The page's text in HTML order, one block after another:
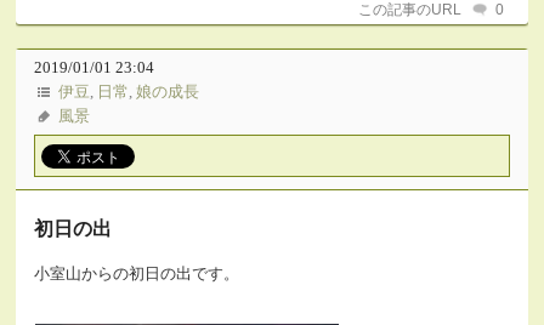
この記事のURL 0
2019/01/01 23:04
伊豆, 日常,娘の成長
風景
初日の出
小室山からの初日の出です。